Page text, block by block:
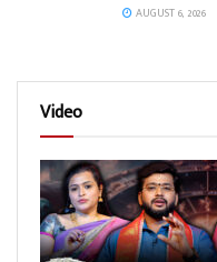
AUGUST 6, 2026
Video